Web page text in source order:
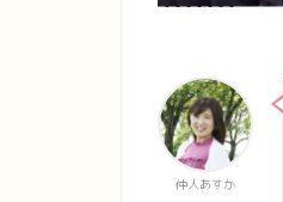
仲人あすか